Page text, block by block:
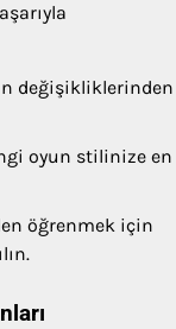
değişikliklerinden
oyun stilinize en
öğrenmek için